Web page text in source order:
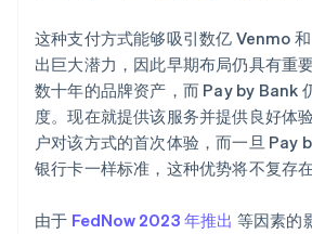
这种支付方式能够吸引数亿 Venmo
出巨大潜力，因此早期布局仍具有重要
数十年的品牌资产，而 Pay by Bank
度。现在就提供该服务并提供良好体
户对该方式的首次体验，而一旦 Pay
银行卡一样标准，这种优势将不复存在
由于 FedNow 2023 年推出 等因素的